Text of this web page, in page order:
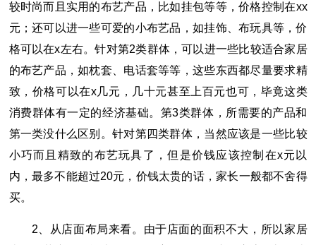
较时尚而且实用的布艺产品，比如挂包等等，价格控制在xx
元；还可以进一些可爱的小布艺品，如挂饰、布玩具等，价
格可以在x左右。针对第2类群体，可以进一些比较适合家居
的布艺产品，如枕套、电话套等等，这些东西都尽量要求精
致，价格可以在x几元，几十元甚至上百元也可，毕竟这类
消费群体有一定的经济基础。第3类群体，所需要的产品和
第一类没什么区别。针对第四类群体，当然应该是一些比较
小巧而且精致的布艺玩具了，但是价钱应该控制在x元以
内，最多不能超过20元，价钱太贵的话，家长一般都不舍得
买。
2、从店面布局来看。由于店面的面积不大，所以家居